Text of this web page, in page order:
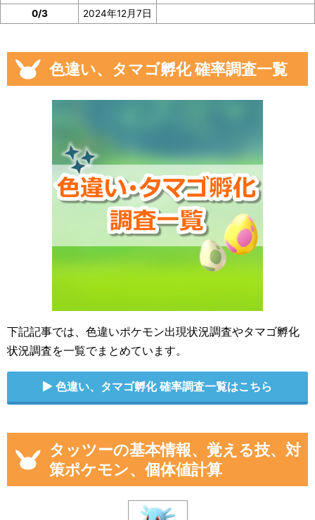
0/3
2024年12月7日
色違い、タマゴ孵化 確率調査一覧
下記記事では、色違いポケモン出現状況調査やタマゴ孵化
状況調査を一覧でまとめています。
色違い、タマゴ孵化 確率調査一覧はこちら
タッツーの基本情報、覚える技、対
策ポケモン、個体値計算